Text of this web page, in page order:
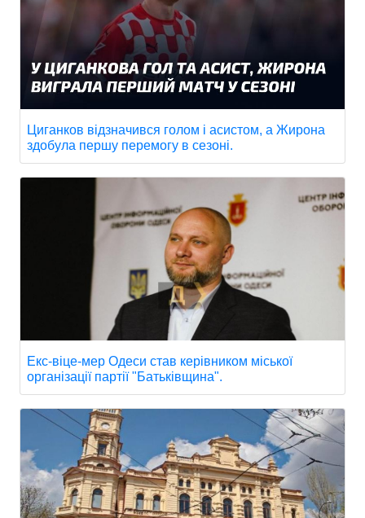
Циганков відзначився голом і асистом, а Жирона
здобула першу перемогу в сезоні.
Екс-віце-мер Одеси став керівником міської
організації партії "Батьківщина".